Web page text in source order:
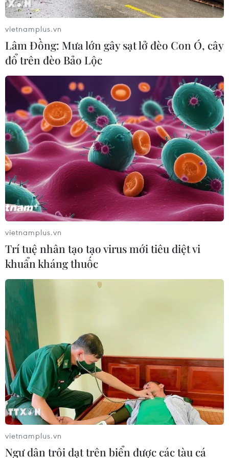
Paula Ivan xác lập vào năm 1988.
vietnamplus.vn
Lâm Đồng: Mưa lớn gây sạt lở đèo Con Ó, cây
đổ trên đèo Bảo Lộc
vietnamplus.vn
Trí tuệ nhân tạo tạo virus mới tiêu diệt vi
khuẩn kháng thuốc
vietnamplus.vn
Ngư dân trôi dạt trên biển được các tàu cá